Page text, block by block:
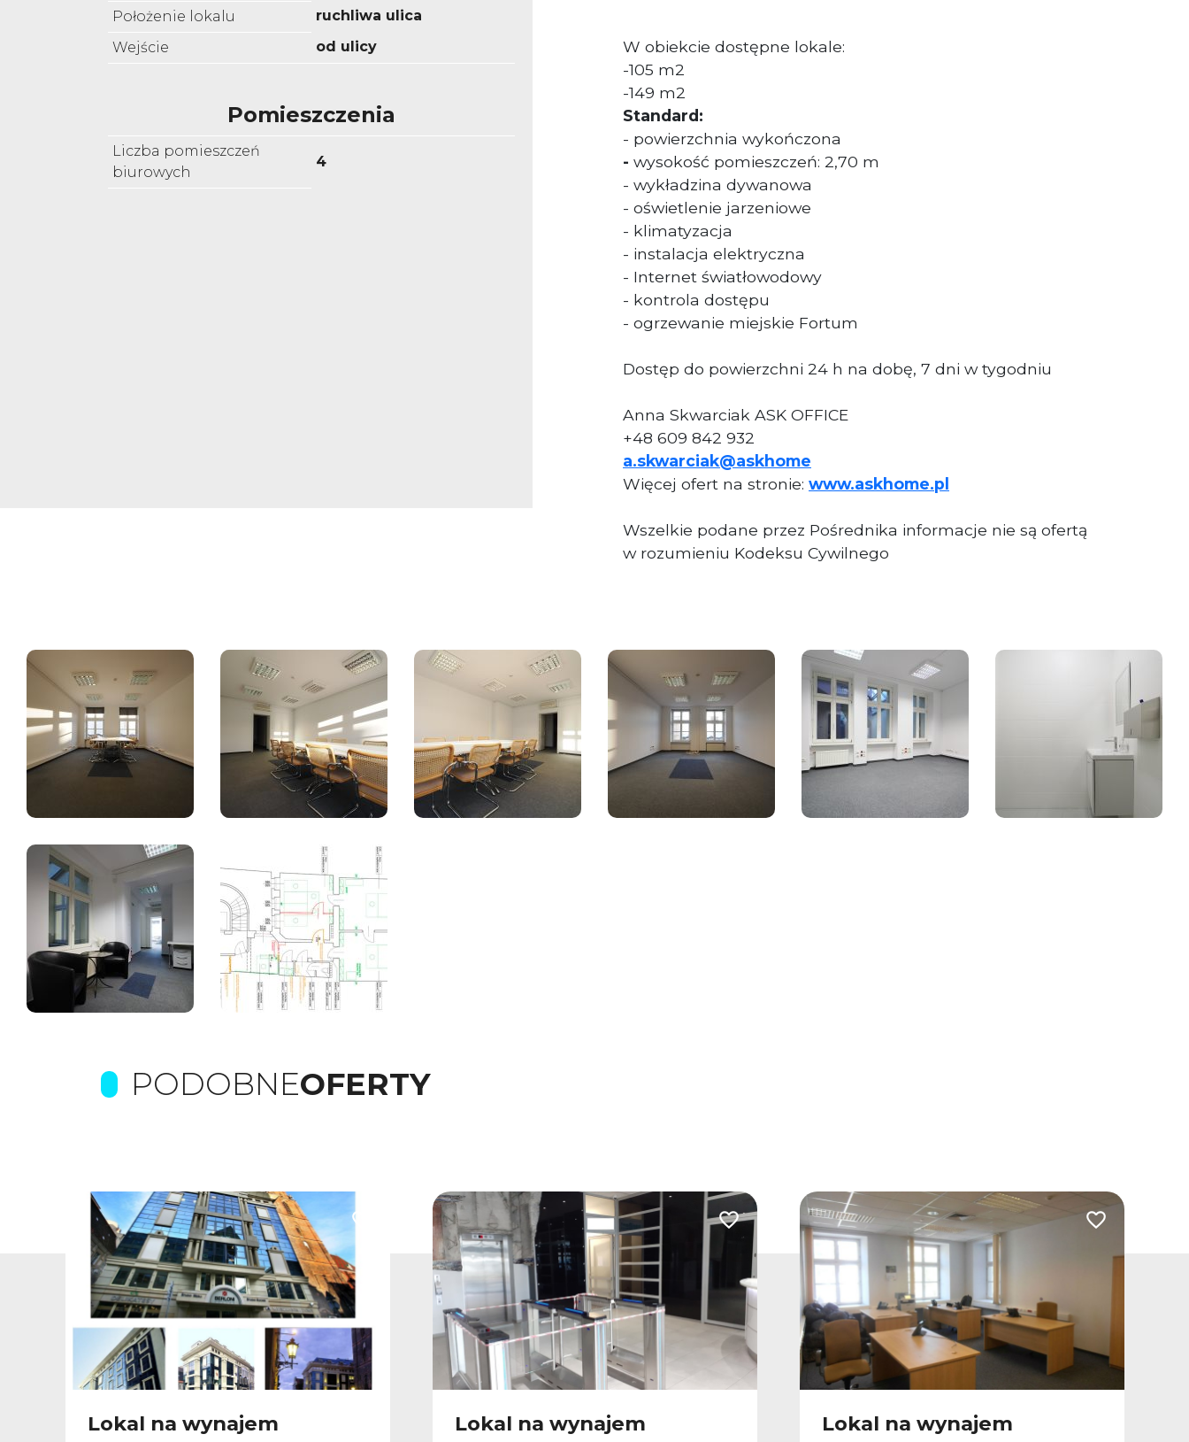
Położenie lokalu
ruchliwa ulica
Wejście
od ulicy
Pomieszczenia
Liczba pomieszczeń
biurowych
4
W obiekcie dostępne lokale:
-105 m2
-149 m2
Standard:
- powierzchnia wykończona
- wysokość pomieszczeń: 2,70 m
- wykładzina dywanowa
- oświetlenie jarzeniowe
- klimatyzacja
- instalacja elektryczna
- Internet światłowodowy
- kontrola dostępu
- ogrzewanie miejskie Fortum
Dostęp do powierzchni 24 h na dobę, 7 dni w tygodniu
Anna Skwarciak ASK OFFICE
+48 609 842 932
a.skwarciak@askhome
Więcej ofert na stronie: www.askhome.pl
Wszelkie podane przez Pośrednika informacje nie są ofertą
w rozumieniu Kodeksu Cywilnego
PODOBNEOFERTY
do ulubionych Dodaj do ulubionych
Lokal na wynajem
Dodaj do ulubionych
Lokal na wynajem
Dodaj do
Lokal na wynajem